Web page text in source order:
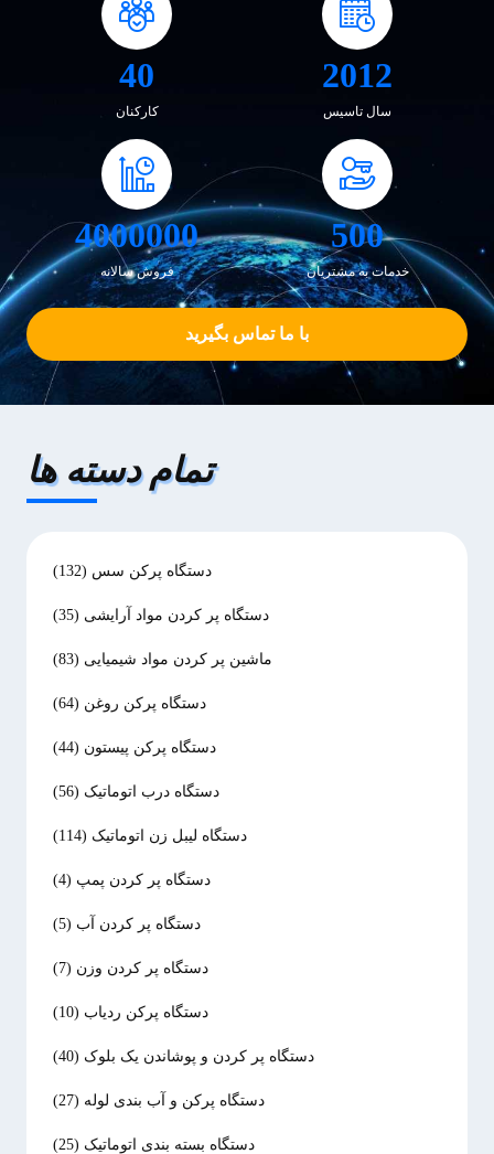
2012
سال تاسیس
40
کارکنان
500
خدمات به مشتریان
4000000
فروش سالانه
با ما تماس بگیرید
تمام دسته ها
دستگاه پرکن سس (132)
دستگاه پر کردن مواد آرایشی (35)
ماشین پر کردن مواد شیمیایی (83)
دستگاه پرکن روغن (64)
دستگاه پرکن پیستون (44)
دستگاه درب اتوماتیک (56)
دستگاه لیبل زن اتوماتیک (114)
دستگاه پر کردن پمپ (4)
دستگاه پر کردن آب (5)
دستگاه پر کردن وزن (7)
دستگاه پرکن ردیاب (10)
دستگاه پر کردن و پوشاندن یک بلوک (40)
دستگاه پرکن و آب بندی لوله (27)
دستگاه بسته بندی اتوماتیک (25)